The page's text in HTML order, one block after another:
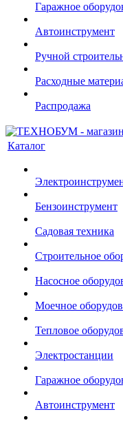
Гаражное
Автоинструмент
Ручной
Расходные
Распродажа
Каталог
Бензоинструмент
Садовая техника
Строительное
Насосное
Моечное
Тепловое
Электростанции
Гаражное
Автоинструмент